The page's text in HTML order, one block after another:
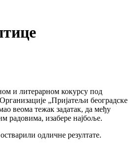
и литерарном кокурсу под
„Пријатељи београдске
веома тежак задатак, да међу
радовима, изабере најбоље.
одличне резултате.